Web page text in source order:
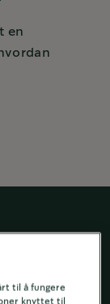
en
til å fungere
knyttet til